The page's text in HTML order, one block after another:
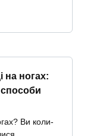
на ногах:
Ви коли-